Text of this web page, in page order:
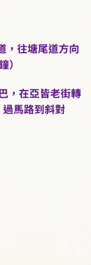
，往塘尾道方向
）
，在亞皆老街轉
馬路到斜對